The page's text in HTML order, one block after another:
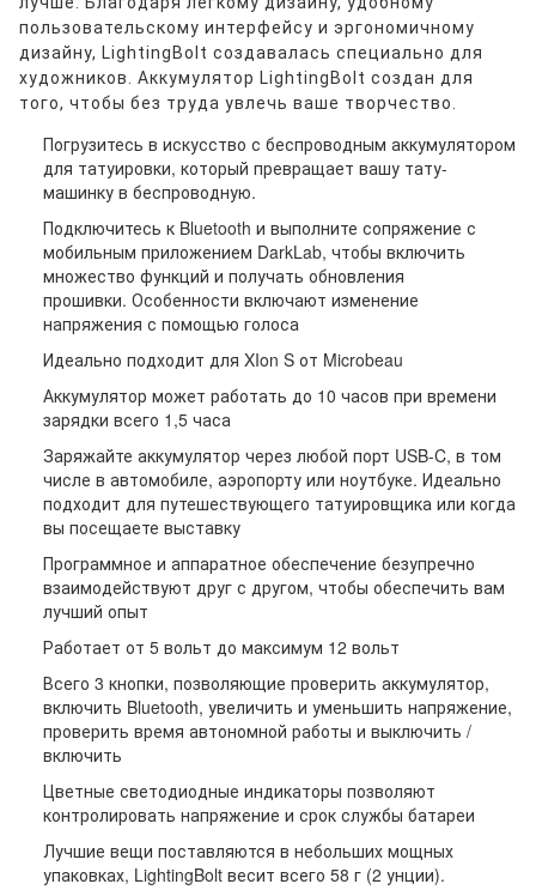
пользовательскому интерфейсу и эргономичному
дизайну, LightingBolt создавалась специально для
художников. Аккумулятор LightingBolt создан для
того, чтобы без труда увлечь ваше творчество.
Погрузитесь в искусство с беспроводным аккумулятором
для татуировки, который превращает вашу тату-
машинку в беспроводную.
Подключитесь к Bluetooth и выполните сопряжение с
мобильным приложением DarkLab, чтобы включить
множество функций и получать обновления
прошивки. Особенности включают изменение
напряжения с помощью голоса
Идеально подходит для XIon S от Microbeau
Аккумулятор может работать до 10 часов при времени
зарядки всего 1,5 часа
Заряжайте аккумулятор через любой порт USB-C, в том
числе в автомобиле, аэропорту или ноутбуке. Идеально
подходит для путешествующего татуировщика или когда
вы посещаете выставку
Программное и аппаратное обеспечение безупречно
взаимодействуют друг с другом, чтобы обеспечить вам
лучший опыт
Работает от 5 вольт до максимум 12 вольт
Всего 3 кнопки, позволяющие проверить аккумулятор,
включить Bluetooth, увеличить и уменьшить напряжение,
проверить время автономной работы и выключить /
включить
Цветные светодиодные индикаторы позволяют
контролировать напряжение и срок службы батареи
Лучшие вещи поставляются в небольших мощных
упаковках, LightingBolt весит всего 58 г (2 унции).